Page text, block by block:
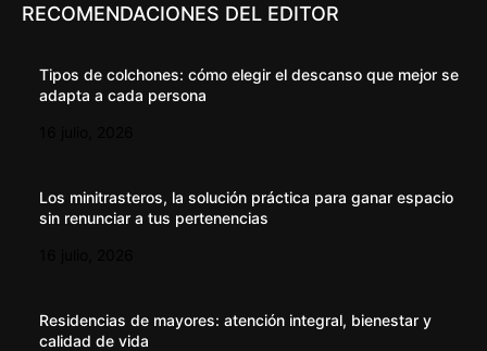
RECOMENDACIONES DEL EDITOR
Tipos de colchones: cómo elegir el descanso que mejor se
adapta a cada persona
Los minitrasteros, la solución práctica para ganar espacio
sin renunciar a tus pertenencias
Residencias de mayores: atención integral, bienestar y
calidad de vida